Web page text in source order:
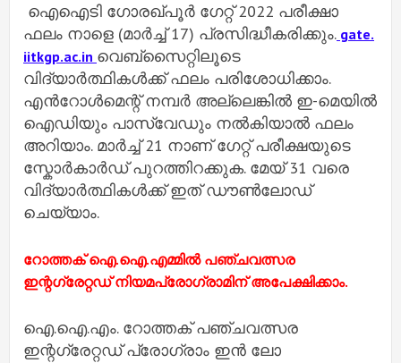
ഐഐടി ഗോരഖ്പൂർ ഗേറ്റ് 2022 പരീക്ഷാ
ഫലം നാളെ (മാർച്ച് 17) പ്രസിദ്ധീകരിക്കും. gate.
iitkgp.ac.in വെബ്സൈറ്റിലൂടെ
വിദ്യാർത്ഥികൾക്ക് ഫലം പരിശോധിക്കാം.
എൻറോൾമെന്റ് നമ്പർ അല്ലെങ്കിൽ ഇ-മെയിൽ
ഐഡിയും പാസ്‌വേഡും നൽകിയാൽ ഫലം
അറിയാം. മാർച്ച് 21 നാണ് ഗേറ്റ് പരീക്ഷയുടെ
സ്കോർകാർഡ് പുറത്തിറക്കുക. മേയ് 31 വരെ
വിദ്യാർത്ഥികൾക്ക് ഇത് ഡൗൺലോഡ്
ചെയ്യാം.
റോത്തക് ഐ.ഐ.എമ്മില്‍ പഞ്ചവത്സര
ഇന്റഗ്രേറ്റഡ് നിയമപ്രോഗ്രാമിന് അപേക്ഷിക്കാം.
ഐ.ഐ.എം. റോത്തക് പഞ്ചവത്സര
ഇന്റഗ്രേറ്റഡ് പ്രോഗ്രാം ഇന്‍ ലോ